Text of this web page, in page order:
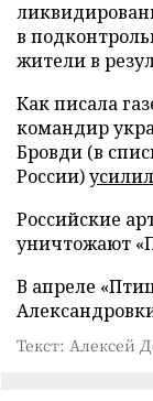
в
жители в
Как писала
командир
Бровди (в
России)усилил
Российские
уничтожают
В апреле
Текст: Алексей